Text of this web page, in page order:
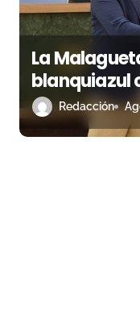
La
blanquiazul
corridaRedacción